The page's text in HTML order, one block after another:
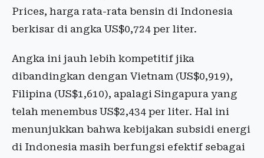
Prices, harga rata-rata bensin di Indonesia
berkisar di angka US$0,724 per liter.
Angka ini jauh lebih kompetitif jika
dibandingkan dengan Vietnam (US$0,919),
Filipina (US$1,610), apalagi Singapura yang
telah menembus US$2,434 per liter. Hal ini
menunjukkan bahwa kebijakan subsidi energi
di Indonesia masih berfungsi efektif sebagai